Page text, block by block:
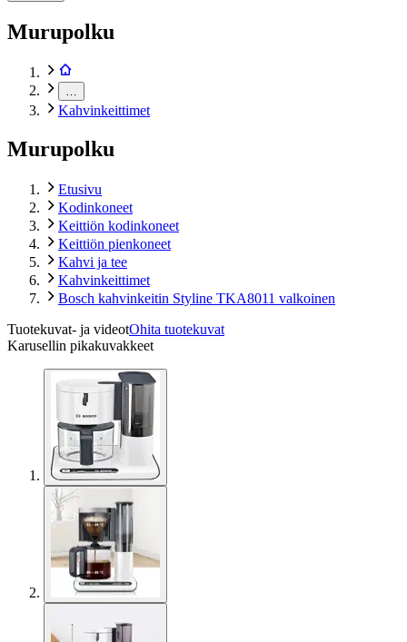
Murupolku
Kahvinkeittimet
Murupolku
Etusivu
Kodinkoneet
Keittiön kodinkoneet
Keittiön pienkoneet
Kahvi ja tee
Kahvinkeittimet
Bosch kahvinkeitin Styline TKA8011 valkoinen
Tuotekuvat- ja videotOhita tuotekuvat
Karusellin pikakuvakkeet